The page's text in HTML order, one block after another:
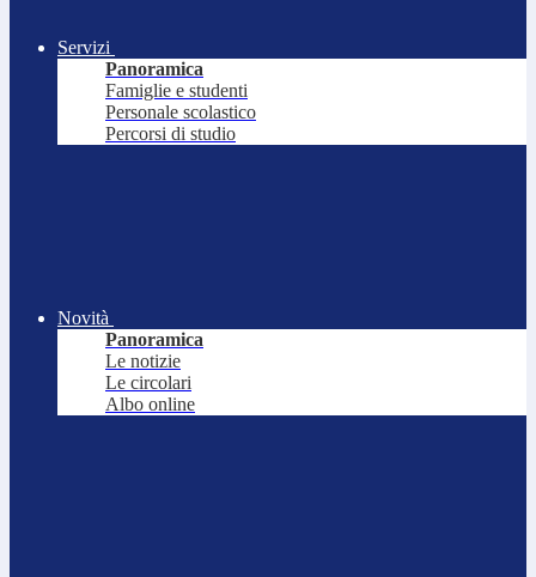
Servizi
Panoramica
Famiglie e studenti
Personale scolastico
Percorsi di studio
Novità
Panoramica
Le notizie
Le circolari
Albo online